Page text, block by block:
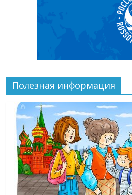
Полезная информация